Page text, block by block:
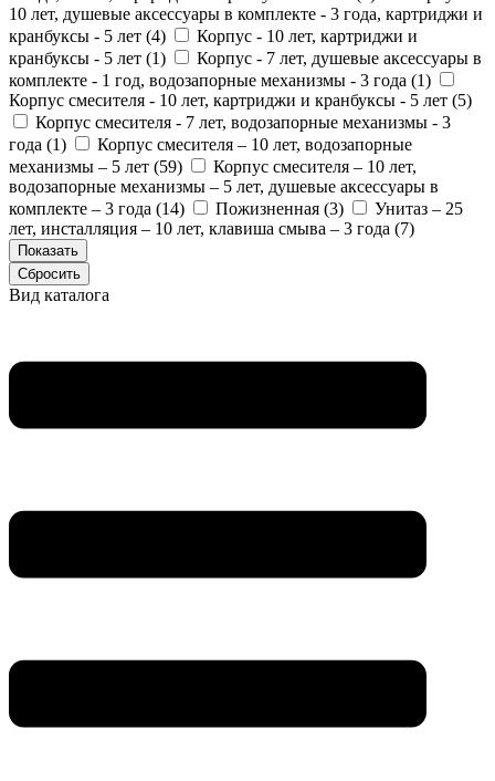
10 лет, душевые аксессуары в комплекте - 3 года, картриджи и
кранбуксы - 5 лет (4)
Корпус - 10 лет, картриджи и
кранбуксы - 5 лет (1)
Корпус - 7 лет, душевые аксессуары в
комплекте - 1 год, водозапорные механизмы - 3 года (1)
Корпус смесителя - 10 лет, картриджи и кранбуксы - 5 лет (5)
Корпус смесителя - 7 лет, водозапорные механизмы - 3
года (1)
Корпус смесителя – 10 лет, водозапорные
механизмы – 5 лет (59)
Корпус смесителя – 10 лет,
водозапорные механизмы – 5 лет, душевые аксессуары в
комплекте – 3 года (14) Пожизненная (3)
Унитаз – 25
лет, инсталляция – 10 лет, клавиша смыва – 3 года (7)
Вид каталога